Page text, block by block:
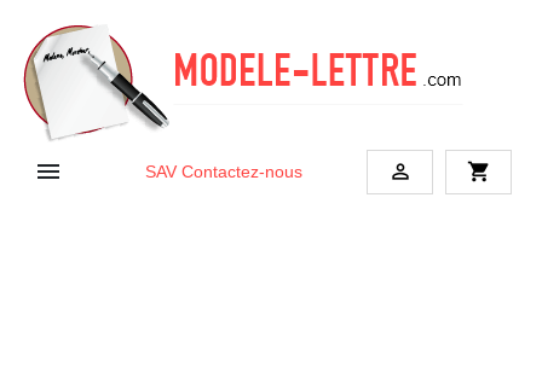
 SAV Contactez-nous  shopping_cart